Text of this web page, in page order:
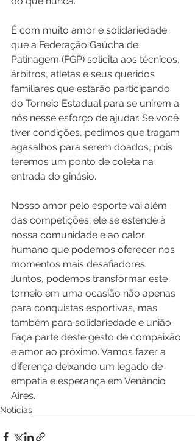
É com muito amor e solidariedade
que a Federação Gaúcha de
Patinagem (FGP) solicita aos técnicos,
árbitros, atletas e seus queridos
familiares que estarão participando
do Torneio Estadual para se unirem a
nós nesse esforço de ajudar. Se você
tiver condições, pedimos que tragam
agasalhos para serem doados, pois
teremos um ponto de coleta na
entrada do ginásio.
Nosso amor pelo esporte vai além
das competições; ele se estende à
nossa comunidade e ao calor
humano que podemos oferecer nos
momentos mais desafiadores.
Juntos, podemos transformar este
torneio em uma ocasião não apenas
para conquistas esportivas, mas
também para solidariedade e união.
Faça parte deste gesto de compaixão
e amor ao próximo. Vamos fazer a
diferença deixando um legado de
empatia e esperança em Venâncio
Aires.
Notícias